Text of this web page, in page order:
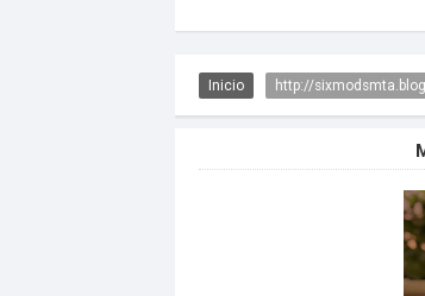
Inicio http://